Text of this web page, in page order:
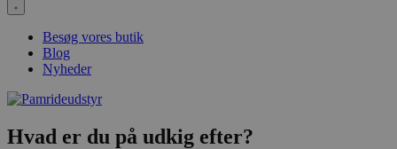
Besøg vores butik
Blog
Nyheder
Hvad er du på udkig efter?